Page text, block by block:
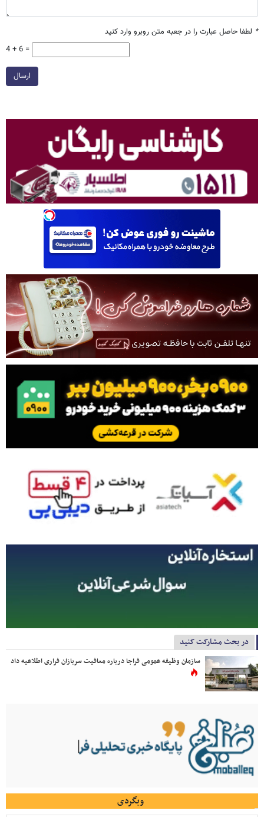
* لطفا حاصل عبارت را در جعبه متن روبرو وارد کنید
4 + 6 =
ارسال
در بحث مشارکت کنید
سازمان وظیفه عمومی فراجا درباره معافیت سربازان فراری اطلاعیه داد
وبگردی